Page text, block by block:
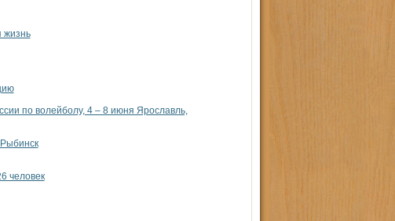
жизнь
по волейболу, 4 – 8 июня Ярославль,
человек